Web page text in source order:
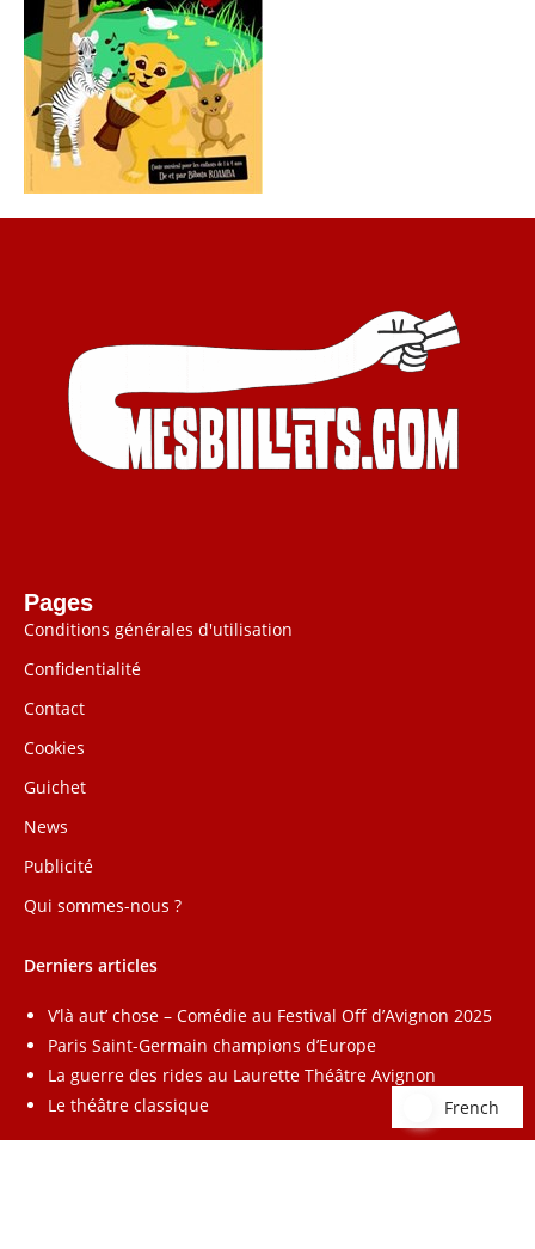
Pages
Conditions générales d'utilisation
Confidentialité
Contact
Cookies
Guichet
News
Publicité
Qui sommes-nous ?
Derniers articles
V’là aut’ chose – Comédie au Festival Off d’Avignon 2025
Paris Saint-Germain champions d’Europe
La guerre des rides au Laurette Théâtre Avignon
Le théâtre classique
French
French